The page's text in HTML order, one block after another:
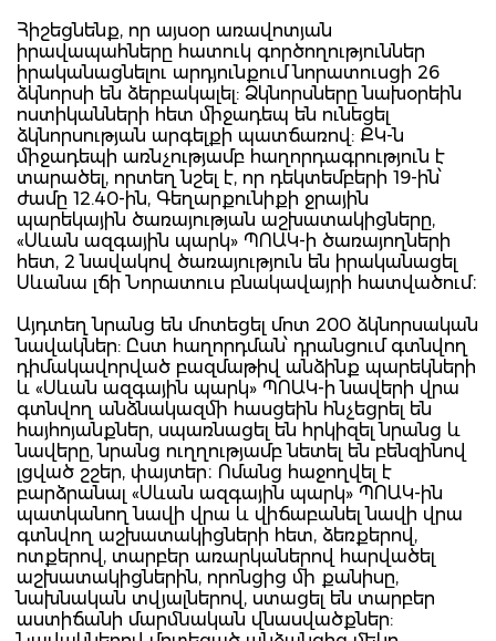
Հիշեցնենք, որ այսօր առավոտյան
իրավապահները հատուկ գործողություններ
իրականացնելու արդյունքում նորատուսցի 26
ձկնորսի են ձերբակալել: Ձկնորսները նախօրեին
ոստիկանների հետ միջադեպ են ունեցել
ձկնորսության արգելքի պատճառով: ՔԿ-ն
միջադեպի առնչությամբ հաղորդագրություն է
տարածել, որտեղ նշել է, որ դեկտեմբերի 19-ին՝
ժամը 12.40-ին, Գեղարքունիքի ջրային
պարեկային ծառայության աշխատակիցները,
«Սևան ազգային պարկ» ՊՈԱԿ-ի ծառայողների
հետ, 2 նավակով ծառայություն են իրականացել
Սևանա լճի Նորատուս բնակավայրի հատվածում։
Այդտեղ նրանց են մոտեցել մոտ 200 ձկնորսական
նավակներ: Ըստ հաղորդման՝ դրանցում գտնվող
դիմակավորված բազմաթիվ անձինք պարեկների
և «Սևան ազգային պարկ» ՊՈԱԿ-ի նավերի վրա
գտնվող անձնակազմի հասցեին հնչեցրել են
հայհոյանքներ, սպառնացել են հրկիզել նրանց և
նավերը, նրանց ուղղությամբ նետել են բենզինով
լցված շշեր, փայտեր։ Ոմանց հաջողվել է
բարձրանալ «Սևան ազգային պարկ» ՊՈԱԿ-ին
պատկանող նավի վրա և վիճաբանել նավի վրա
գտնվող աշխատակիցների հետ, ձեռքերով,
ոտքերով, տարբեր առարկաներով հարվածել
աշխատակիցներին, որոնցից մի քանիսը,
նախնական տվյալներով, ստացել են տարբեր
աստիճանի մարմնական վնասվածքներ: